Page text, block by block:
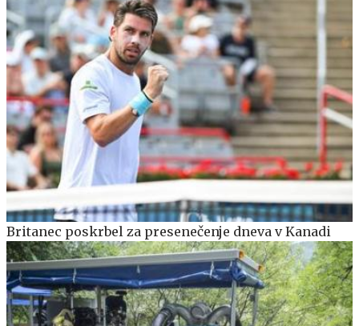
Britanec poskrbel za presenečenje dneva v Kanadi